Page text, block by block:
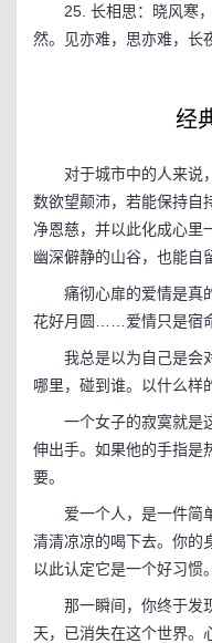
25. 长相思：晓风寒，
然。见亦难，思亦难，长
经
对于城市中的人来说，
数欲望颠沛，若能保持自
净恩慈，并以此化成心里
幽深僻静的山谷，也能自
痛彻心扉的爱情是真的
花好月圆……爱情只是宿
我总是以为自己是会对
哪里，碰到谁。以什么样
一个女子的寂寞就是这
伸出手。如果他的手指是
要。
爱一个人，是一件简单
清清凉凉的喝下去。你的
以此认定它是一个好习惯
那一瞬间，你终于发现
天，已消失在这个世界。